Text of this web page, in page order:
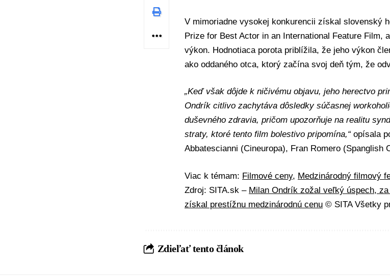
V mimoriadne vysokej konkurencii získal slovenský
Prize for Best Actor in an International Feature Film,
výkon. Hodnotiaca porota priblížila, že jeho výkon
ako oddaného otca, ktorý začína svoj deň tým, že
„Keď však dôjde k ničivému objavu, jeho herectvo
Ondrík citlivo zachytáva dôsledky súčasnej
duševného zdravia, pričom upozorňuje na realitu
straty, ktoré tento film bolestivo pripomína,“opísala
Abbatescianni (Cineuropa), Fran Romero (Spanglish
Viac k témam: Filmové ceny, Medzinárodný filmový
Zdroj: SITA.sk – Milan Ondrík zožal veľký úspech,
získal prestížnu medzinárodnú cenu © SITA Všetky
Zdieľať tento článok